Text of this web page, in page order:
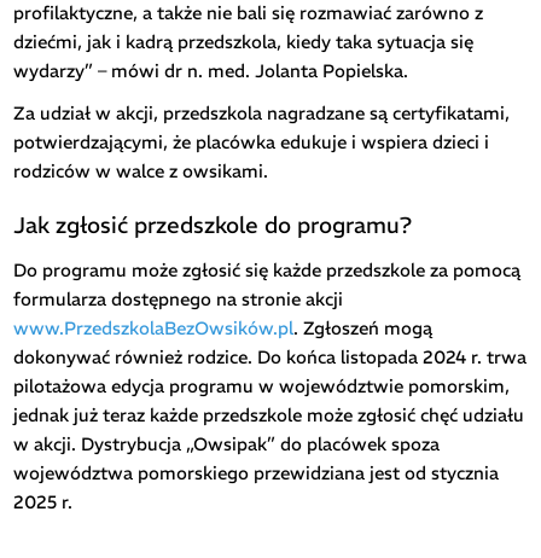
profilaktyczne, a także nie bali się rozmawiać zarówno z
dziećmi, jak i kadrą przedszkola, kiedy taka sytuacja się
wydarzy” – mówi dr n. med. Jolanta Popielska.
Za udział w akcji, przedszkola nagradzane są certyfikatami,
potwierdzającymi, że placówka edukuje i wspiera dzieci i
rodziców w walce z owsikami.
Jak zgłosić przedszkole do programu?
Do programu może zgłosić się każde przedszkole za pomocą
formularza dostępnego na stronie akcji
www.PrzedszkolaBezOwsików.pl. Zgłoszeń mogą
dokonywać również rodzice. Do końca listopada 2024 r. trwa
pilotażowa edycja programu w województwie pomorskim,
jednak już teraz każde przedszkole może zgłosić chęć udziału
w akcji. Dystrybucja „Owsipak” do placówek spoza
województwa pomorskiego przewidziana jest od stycznia
2025 r.